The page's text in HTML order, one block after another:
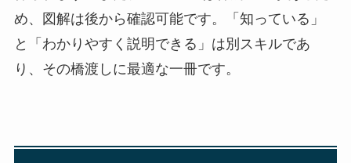
め、図解は後から確認可能です。「知っている」
と「わかりやすく説明できる」は別スキルであ
り、その橋渡しに最適な一冊です。